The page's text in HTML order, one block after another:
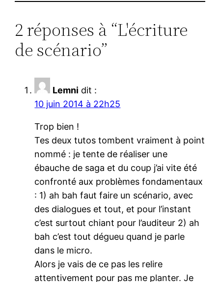
2 réponses à “L'écriture
de scénario”
Lemni dit :
10 juin 2014 à 22h25
Trop bien !
Tes deux tutos tombent vraiment à point
nommé : je tente de réaliser une
ébauche de saga et du coup j’ai vite été
confronté aux problèmes fondamentaux
: 1) ah bah faut faire un scénario, avec
des dialogues et tout, et pour l’instant
c’est surtout chiant pour l’auditeur 2) ah
bah c’est tout dégueu quand je parle
dans le micro.
Alors je vais de ce pas les relire
attentivement pour pas me planter. Je